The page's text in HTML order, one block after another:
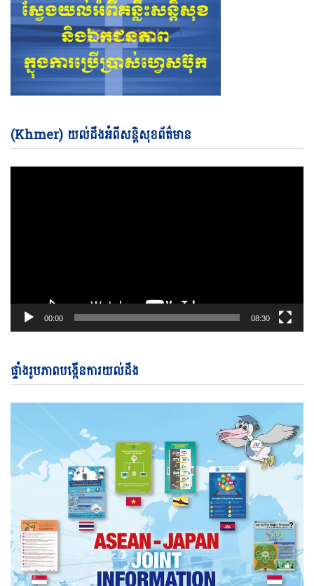
(Khmer) យល់ដឹងអំពីសន្តិសុខព័ត៌មាន
00:00 08:30
ផ្ទាំងរូបភាពបង្កើនការយល់ដឹង